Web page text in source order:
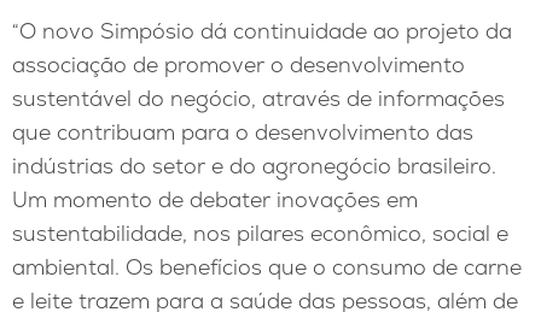
“O novo Simpósio dá continuidade ao projeto da
associação de promover o desenvolvimento
sustentável do negócio, através de informações
que contribuam para o desenvolvimento das
indústrias do setor e do agronegócio brasileiro.
Um momento de debater inovações em
sustentabilidade, nos pilares econômico, social e
ambiental. Os benefícios que o consumo de carne
e leite trazem para a saúde das pessoas, além de